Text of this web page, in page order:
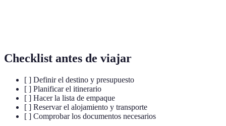
Checklist antes de viajar
[ ] Definir el destino y presupuesto
[ ] Planificar el itinerario
[ ] Hacer la lista de empaque
[ ] Reservar el alojamiento y transporte
[ ] Comprobar los documentos necesarios